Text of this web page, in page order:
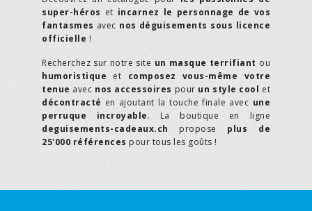
super-héros et incarnez le personnage de vos
fantasmes avec nos déguisements sous licence
officielle !
Recherchez sur notre site un masque terrifiant ou
humoristique et composez vous-même votre
tenue avec nos accessoires pour un style cool et
décontracté en ajoutant la touche finale avec une
perruque incroyable. La boutique en ligne
deguisements-cadeaux.ch propose plus de
25'000 références pour tous les goûts !